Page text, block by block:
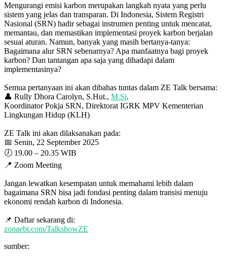
Mengurangi emisi karbon merupakan langkah nyata yang perlu
sistem yang jelas dan transparan. Di Indonesia, Sistem Registri
Nasional (SRN) hadir sebagai instrumen penting untuk mencatat,
memantau, dan memastikan implementasi proyek karbon berjalan
sesuai aturan. Namun, banyak yang masih bertanya-tanya:
Bagaimana alur SRN sebenarnya? Apa manfaatnya bagi proyek
karbon? Dan tantangan apa saja yang dihadapi dalam
implementasinya?
Semua pertanyaan ini akan dibahas tuntas dalam ZE Talk bersama:
👤 Rully Dhora Carolyn, S.Hut., M.Si.
Koordinator Pokja SRN, Direktorat IGRK MPV Kementerian
Lingkungan Hidup (KLH)
ZE Talk ini akan dilaksanakan pada:
📅 Senin, 22 September 2025
🕖 19.00 – 20.35 WIB
📍 Zoom Meeting
Jangan lewatkan kesempatan untuk memahami lebih dalam
bagaimana SRN bisa jadi fondasi penting dalam transisi menuju
ekonomi rendah karbon di Indonesia.
📌 Daftar sekarang di:
zonaebt.com/TalkshowZE
sumber: